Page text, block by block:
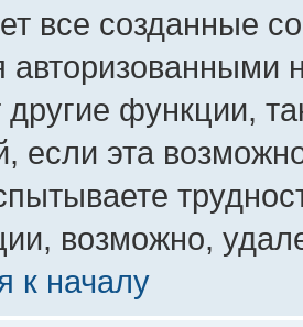
все созданные
авторизованными
функции,
если эта
возможно,
к началу